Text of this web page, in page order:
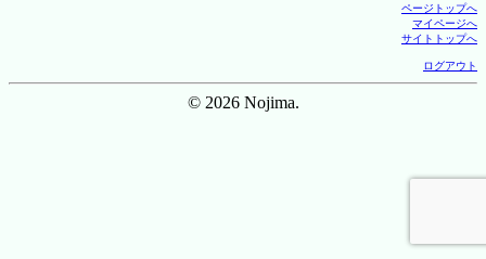
ページトップへ
マイページへ
サイトトップへ
ログアウト
© 2026 Nojima.